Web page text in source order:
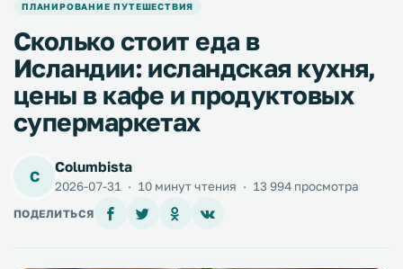
ПЛАНИРОВАНИЕ ПУТЕШЕСТВИЯ
Сколько стоит еда в
Исландии: исландская кухня,
цены в кафе и продуктовых
супермаркетах
C
Columbista
2026-07-31 · 10 минут чтения · 13 994 просмотра
ПОДЕЛИТЬСЯ